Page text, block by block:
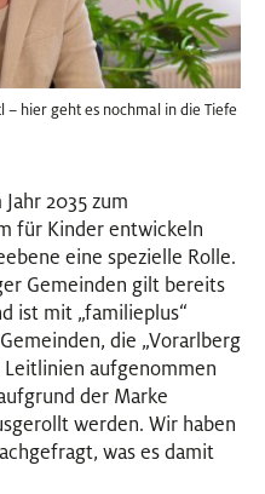
hier geht es nochmal in die Tiefe
2035 zum
für Kinder entwickeln
eine spezielle Rolle.
Gemeinden gilt bereits
ist mit „familieplus“
die „Vorarlberg
Leitlinien aufgenommen
der Marke
werden. Wir haben
was es damit